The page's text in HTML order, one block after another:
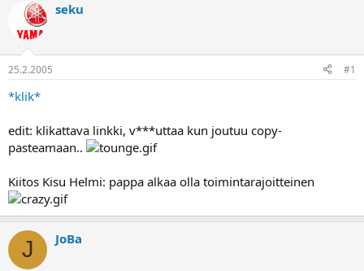
k
u
s
t
e
u
a
l
i
t
t
a
j
a
i
s
ä
seku
25.2.2005 #1
*klik*
edit: klikattava linkki, v***uttaa kun joutuu copy-
pasteamaan..
Kiitos Kisu Helmi: pappa alkaa olla toimintarajoitteinen
J JoBa